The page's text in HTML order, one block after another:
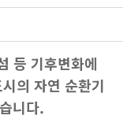
등 기후변화에
의 자연 순환기
니다.